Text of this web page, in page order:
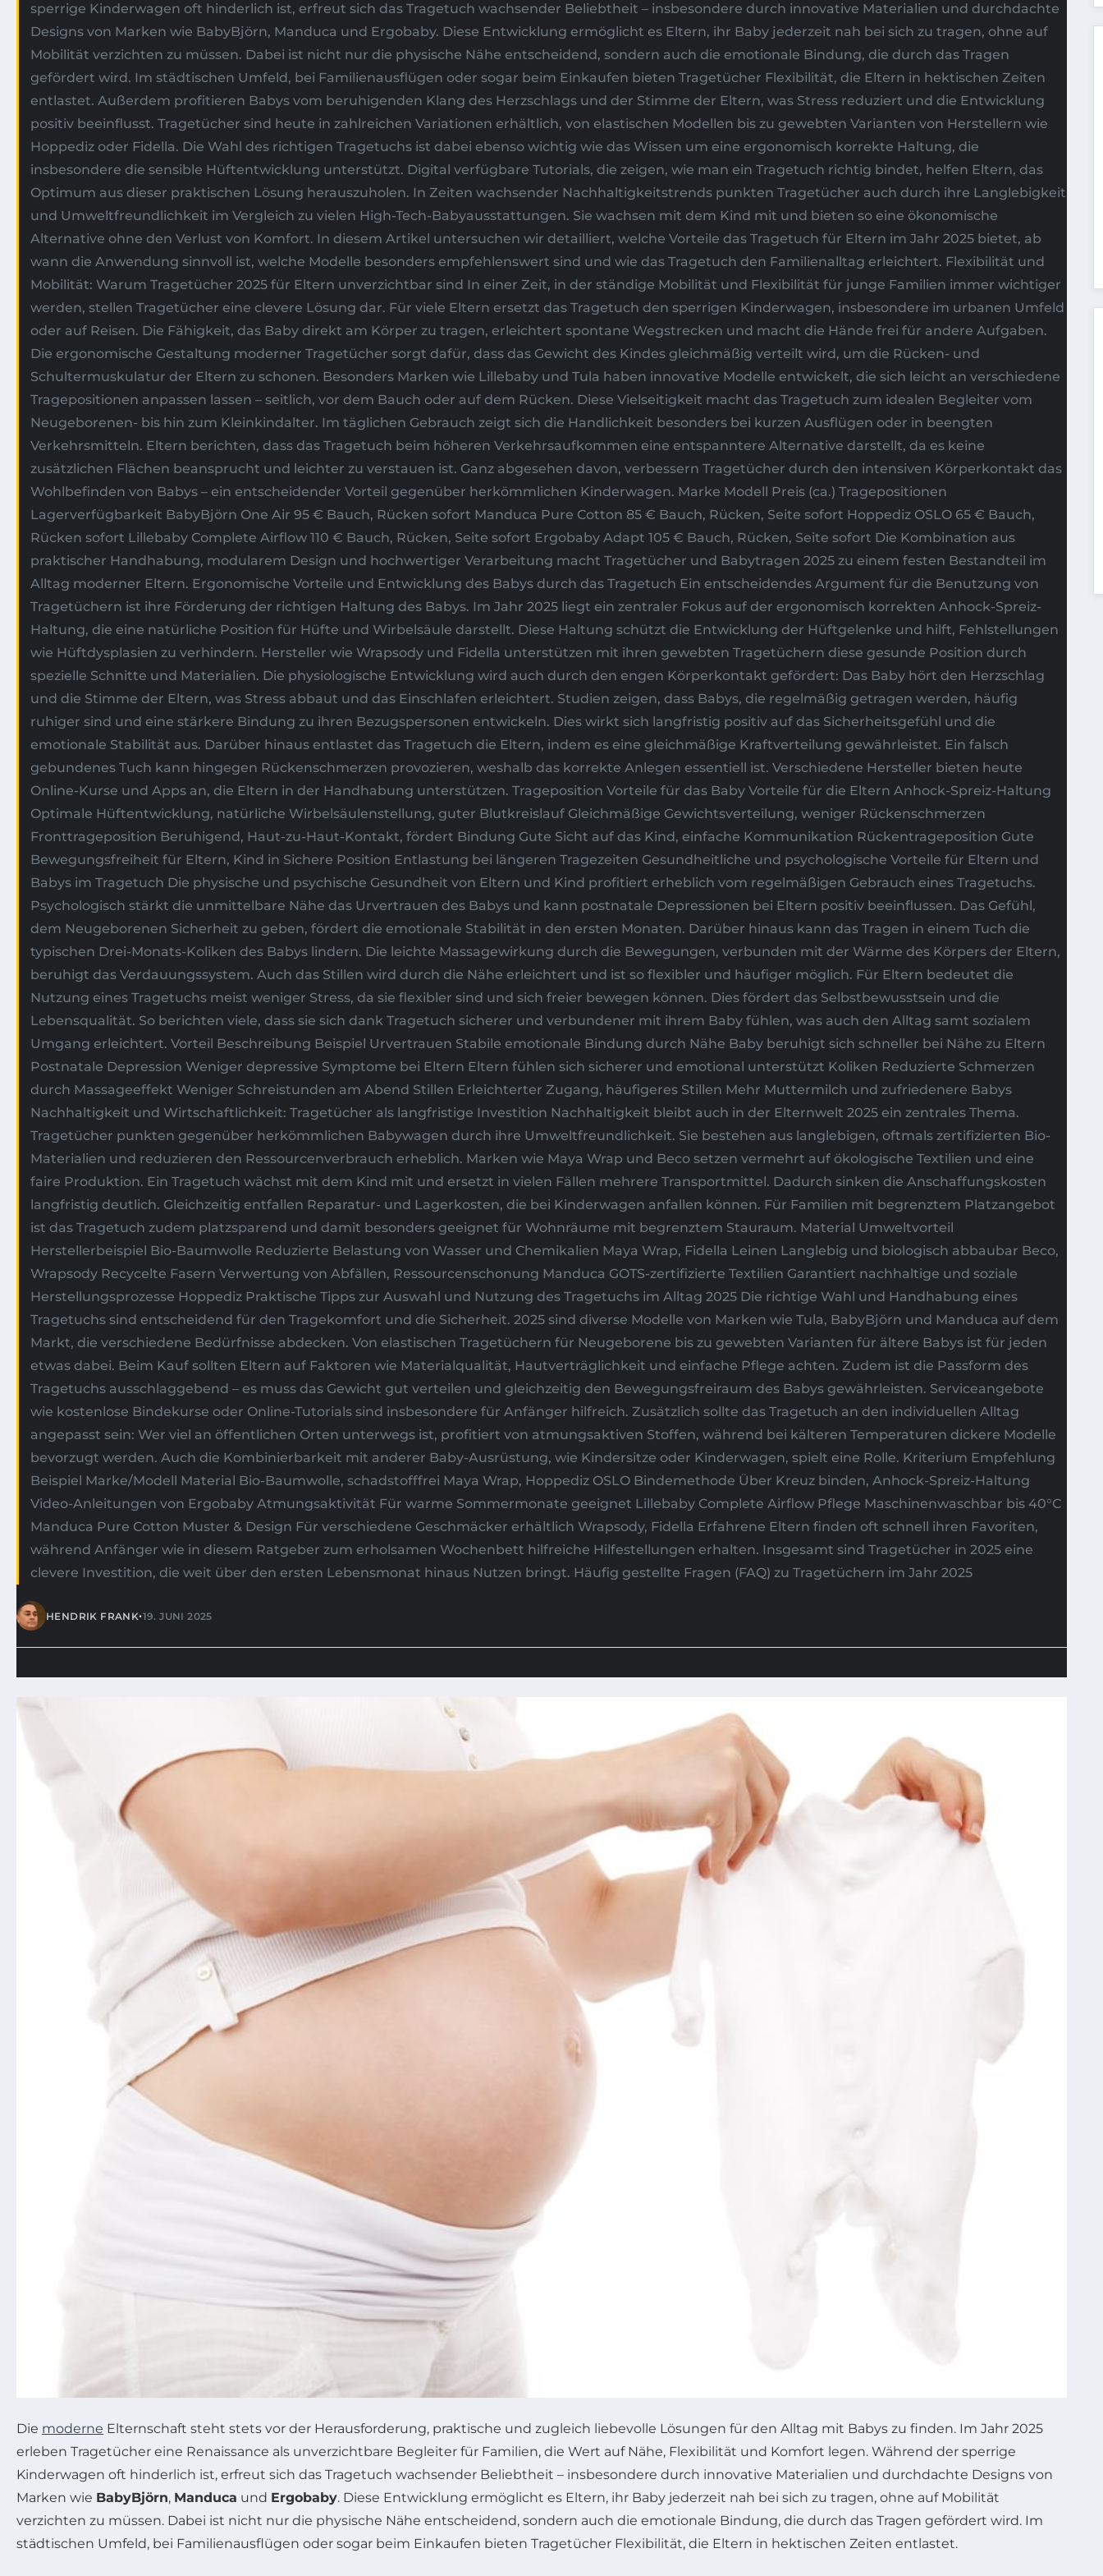
HENDRIK FRANK•19. JUNI 2025
Die moderne Elternschaft steht stets vor der Herausforderung, praktische und zugleich liebevolle Lösungen für den Alltag mit Babys zu finden. Im Jahr 2025
erleben Tragetücher eine Renaissance als unverzichtbare Begleiter für Familien, die Wert auf Nähe, Flexibilität und Komfort legen. Während der sperrige
Kinderwagen oft hinderlich ist, erfreut sich das Tragetuch wachsender Beliebtheit – insbesondere durch innovative Materialien und durchdachte Designs von
Marken wie BabyBjörn, Manduca und Ergobaby. Diese Entwicklung ermöglicht es Eltern, ihr Baby jederzeit nah bei sich zu tragen, ohne auf Mobilität
verzichten zu müssen. Dabei ist nicht nur die physische Nähe entscheidend, sondern auch die emotionale Bindung, die durch das Tragen gefördert wird. Im
städtischen Umfeld, bei Familienausflügen oder sogar beim Einkaufen bieten Tragetücher Flexibilität, die Eltern in hektischen Zeiten entlastet.